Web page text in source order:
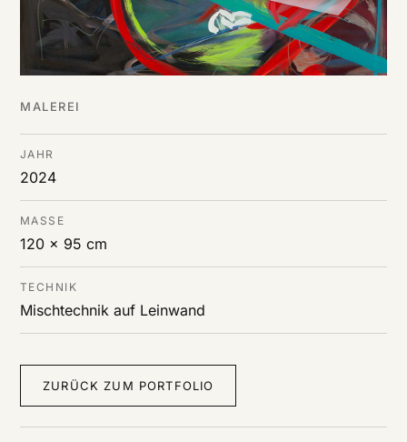
MALEREI
JAHR
2024
MASSE
120 x 95 cm
TECHNIK
Mischtechnik auf Leinwand
ZURÜCK ZUM PORTFOLIO